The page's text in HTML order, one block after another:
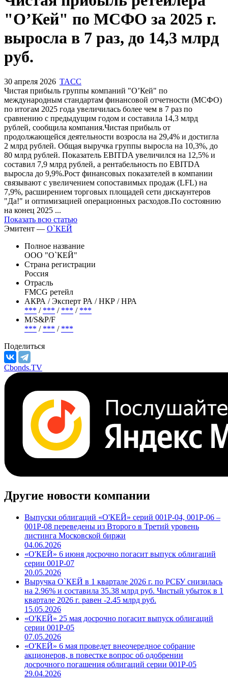
Запросить доступ
Чистая прибыль ретейлера
"О’Кей" по МСФО за 2025 г.
руб.
30 апреля 2026 TACC
Чистая прибыль группы компаний "О’Кей" по
международным стандартам финансовой отчетности (МСФО)
по итогам 2025 года увеличилась более чем в 7 раз по
сравнению с предыдущим годом и составила 14,3 млрд
рублей, сообщила компания.Чистая прибыль от
продолжающейся деятельности возросла на 29,4% и достигла
2 млрд рублей. Общая выручка группы выросла на 10,3%, до
80 млрд рублей. Показатель EBITDA увеличился на 12,5% и
составил 7,9 млрд рублей, а рентабельность по EBITDA
выросла до 9,9%.Рост финансовых показателей в компании
связывают с увеличением сопоставимых продаж (LFL) на
7,9%, расширением торговых площадей сети дискаунтеров
на конец 2025 ...
Показать всю статью
Эмитент —О`КЕЙ
Полное название
ООО "О`КЕЙ"
Страна регистрации
Россия
Отрасль
FMCG ретейл
***/***
М/S&P/F
***/
Поделиться
Cbonds.TV
Другие новости компании
Выпуски облигаций «О'КЕЙ» серий 001Р-04, 001Р-06 –
001Р-08 переведены из Второго в Третий уровень
листинга Московской биржи
04.06.2026
«О'КЕЙ» 6 июня досрочно погасит выпуск облигаций
серии 001P-07
20.05.2026
Выручка О`КЕЙ в 1 квартале 2026 г. по РСБУ снизилась
на 2.96% и составила 35.38 млрд руб. Чистый убыток в 1
квартале 2026 г. равен -2.45 млрд руб.
15.05.2026
«О'КЕЙ» 25 мая досрочно погасит выпуск облигаций
серии 001P-05
07.05.2026